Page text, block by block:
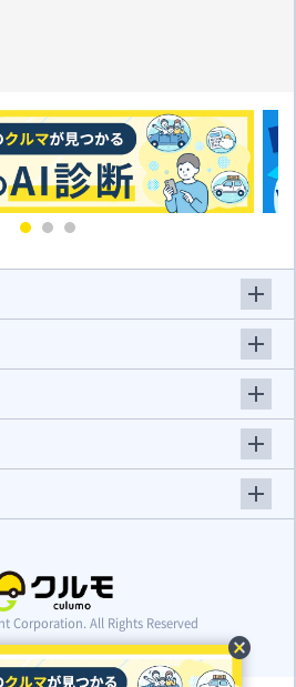
cancel
Corporation. All Rights Reserved